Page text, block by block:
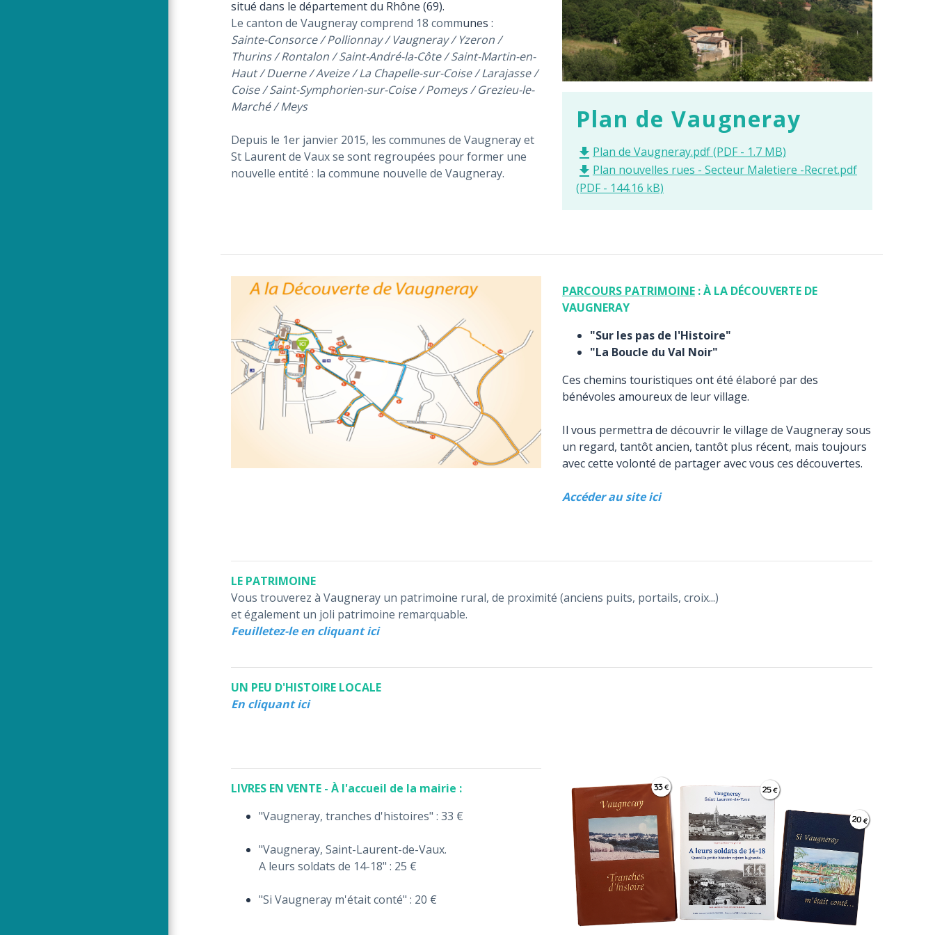
situé dans le département du Rhône (69).
Le canton de Vaugneray comprend 18 communes :
Sainte-Consorce / Pollionnay / Vaugneray / Yzeron /
Thurins / Rontalon / Saint-André-la-Côte / Saint-Martin-en-
Haut / Duerne / Aveize / La Chapelle-sur-Coise / Larajasse /
Coise / Saint-Symphorien-sur-Coise / Pomeys / Grezieu-le-
Marché / Meys
Depuis le 1er janvier 2015, les communes de Vaugneray et
St Laurent de Vaux se sont regroupées pour former une
nouvelle entité : la commune nouvelle de Vaugneray.
Plan de Vaugneray
file_download Plan de Vaugneray.pdf (PDF - 1.7 MB)
file_download Plan nouvelles rues - Secteur Maletiere -Recret.pdf
(PDF - 144.16 kB)
PARCOURS PATRIMOINE: À LA DÉCOUVERTE DE
VAUGNERAY
"Sur les pas de l'Histoire"
"La Boucle du Val Noir"
Ces chemins touristiques ont été élaboré par des
bénévoles amoureux de leur village.
Il vous permettra de découvrir le village de Vaugneray sous
un regard, tantôt ancien, tantôt plus récent, mais toujours
avec cette volonté de partager avec vous ces découvertes.
Accéder au site ici
LE PATRIMOINE
Vous trouverez à Vaugneray un patrimoine rural, de proximité (anciens puits, portails, croix...)
et également un joli patrimoine remarquable.
Feuilletez-le en cliquant ici
UN PEU D'HISTOIRE LOCALE
En cliquant ici
LIVRES EN VENTE - À l'accueil de la mairie :
"Vaugneray, tranches d'histoires" : 33 €
"Vaugneray, Saint-Laurent-de-Vaux.
A leurs soldats de 14-18" : 25 €
"Si Vaugneray m'était conté" : 20 €